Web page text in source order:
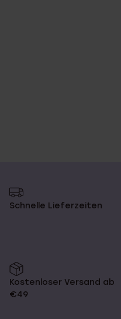
Schnelle Lieferzeiten
Kostenloser Versand ab
€49